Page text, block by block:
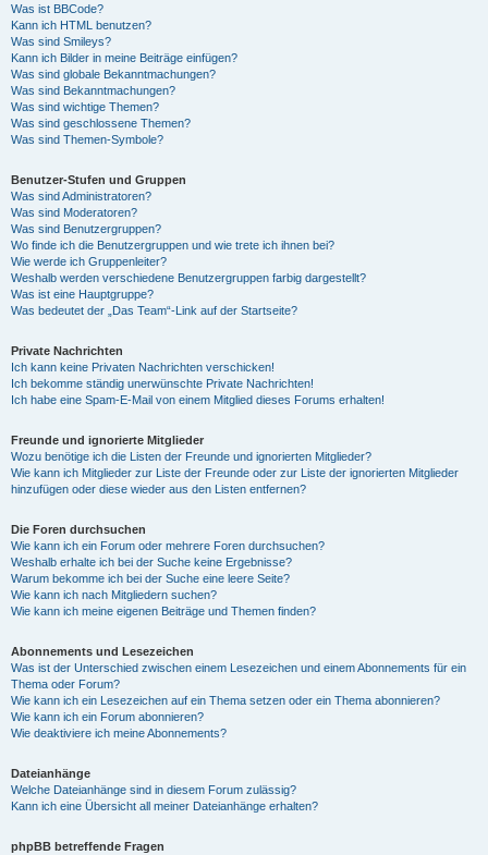
Was ist BBCode?
Kann ich HTML benutzen?
Was sind Smileys?
Kann ich Bilder in meine Beiträge einfügen?
Was sind globale Bekanntmachungen?
Was sind Bekanntmachungen?
Was sind wichtige Themen?
Was sind geschlossene Themen?
Was sind Themen-Symbole?
Benutzer-Stufen und Gruppen
Was sind Administratoren?
Was sind Moderatoren?
Was sind Benutzergruppen?
Wo finde ich die Benutzergruppen und wie trete ich ihnen bei?
Wie werde ich Gruppenleiter?
Weshalb werden verschiedene Benutzergruppen farbig dargestellt?
Was ist eine Hauptgruppe?
Was bedeutet der „Das Team“-Link auf der Startseite?
Private Nachrichten
Ich kann keine Privaten Nachrichten verschicken!
Ich bekomme ständig unerwünschte Private Nachrichten!
Ich habe eine Spam-E-Mail von einem Mitglied dieses Forums erhalten!
Freunde und ignorierte Mitglieder
Wozu benötige ich die Listen der Freunde und ignorierten Mitglieder?
Wie kann ich Mitglieder zur Liste der Freunde oder zur Liste der ignorierten Mitglieder
hinzufügen oder diese wieder aus den Listen entfernen?
Die Foren durchsuchen
Wie kann ich ein Forum oder mehrere Foren durchsuchen?
Weshalb erhalte ich bei der Suche keine Ergebnisse?
Warum bekomme ich bei der Suche eine leere Seite?
Wie kann ich nach Mitgliedern suchen?
Wie kann ich meine eigenen Beiträge und Themen finden?
Abonnements und Lesezeichen
Was ist der Unterschied zwischen einem Lesezeichen und einem Abonnements für ein
Thema oder Forum?
Wie kann ich ein Lesezeichen auf ein Thema setzen oder ein Thema abonnieren?
Wie kann ich ein Forum abonnieren?
Wie deaktiviere ich meine Abonnements?
Dateianhänge
Welche Dateianhänge sind in diesem Forum zulässig?
Kann ich eine Übersicht all meiner Dateianhänge erhalten?
phpBB betreffende Fragen